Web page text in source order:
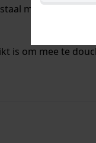
met een
is om mee te